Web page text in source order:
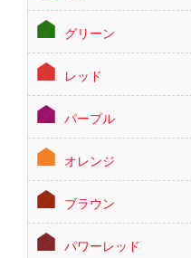
グリーン
レッド
パープル
オレンジ
ブラウン
パワーレッド